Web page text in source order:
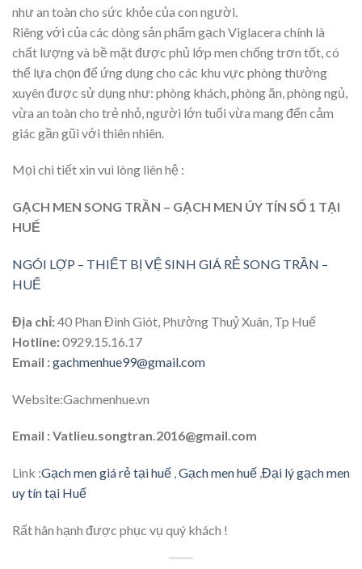
như an toàn cho sức khỏe của con người.
Riêng với của các dòng sản phẩm gạch Viglacera chính là
chất lượng và bề mặt được phủ lớp men chống trơn tốt, có
thể lựa chọn để ứng dụng cho các khu vực phòng thường
xuyên được sử dụng như: phòng khách, phòng ăn, phòng ngủ,
vừa an toàn cho trẻ nhỏ, người lớn tuổi vừa mang đến cảm
giác gần gũi với thiên nhiên.
Mọi chi tiết xin vui lòng liên hệ :
GẠCH MEN SONG TRẦN – GẠCH MEN ÚY TÍN SỐ 1 TẠI
HUẾ
NGÓI LỢP – THIẾT BỊ VỆ SINH GIÁ RẺ SONG TRẦN –
HUẾ
Địa chỉ:40 Phan Đình Giót, Phường Thuỷ Xuân, Tp Huế
Hotline:0929.15.16.17
Email :gachmenhue99@gmail.com
Website:Gachmenhue.vn
Email : Vatlieu.songtran.2016@gmail.com
Link :Gạch men giá rẻ tại huế ,Gạch men huế ,Đại lý gạch men
uy tín tại Huế
Rất hân hạnh được phục vụ quý khách !